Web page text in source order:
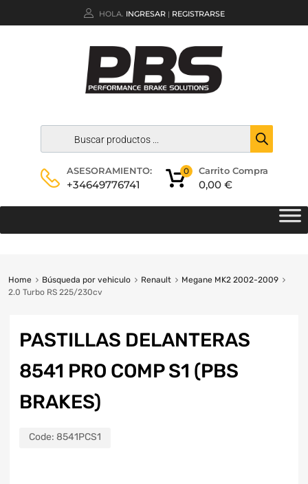
HOLA. INGRESAR | REGISTRARSE
ASESORAMIENTO:
+34649776741
Carrito Compra
0,00 €
0
Home Búsqueda por vehiculo Renault
Megane MK2 2002-2009
2.0 Turbo RS 225/230cv
PASTILLAS DELANTERAS
8541 PRO COMP S1 (PBS
BRAKES)
Code: 8541PCS1